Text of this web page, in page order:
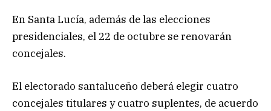
En Santa Lucía, además de las elecciones
presidenciales, el 22 de octubre se renovarán
concejales.
El electorado santaluceño deberá elegir cuatro
concejales titulares y cuatro suplentes, de acuerdo